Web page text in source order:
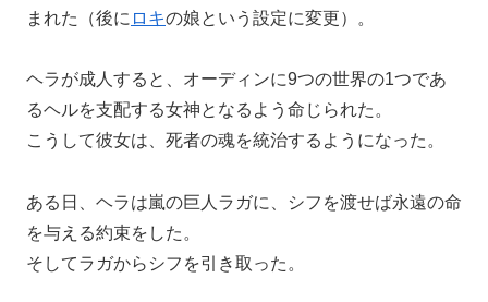
まれた（後に ロキの娘という設定に変更）。
ヘラが成人すると、オーディンに9つの世界の1つであ
るヘルを支配する女神となるよう命じられた。
こうして彼女は、死者の魂を統治するようになった。
ある日、ヘラは嵐の巨人ラガに、シフを渡せば永遠の命
を与える約束をした。
そしてラガからシフを引き取った。